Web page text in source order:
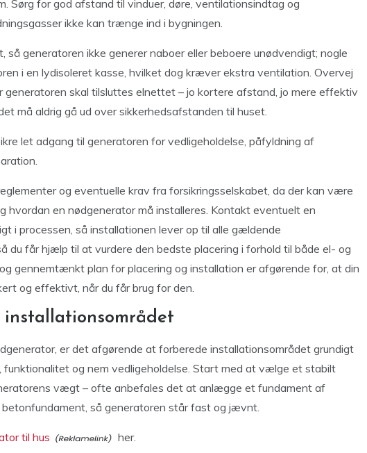
Sørg for god afstand til vinduer, døre, ventilationsindtag og
ikke kan trænge ind i bygningen.
generatoren ikke generer naboer eller beboere unødvendigt; nogle
i en lydisoleret kasse, hvilket dog kræver ekstra ventilation. Overvej
skal tilsluttes elnettet – jo kortere afstand, jo mere effektiv
må aldrig gå ud over sikkerhedsafstanden til huset.
let adgang til generatoren for vedligeholdelse, påfyldning af
og eventuelle krav fra forsikringsselskabet, da der kan være
hvordan en nødgenerator må installeres. Kontakt eventuelt en
i processen, så installationen lever op til alle gældende
du får hjælp til at vurdere den bedste placering i forhold til både el- og
gennemtænkt plan for placering og installation er afgørende for, at din
og effektivt, når du får brug for den.
installationsområdet
er det afgørende at forberede installationsområdet grundigt
funktionalitet og nem vedligeholdelse. Start med at vælge et stabilt
vægt – ofte anbefales det at anlægge et fundament af
så generatoren står fast og jævnt.
til hus her.